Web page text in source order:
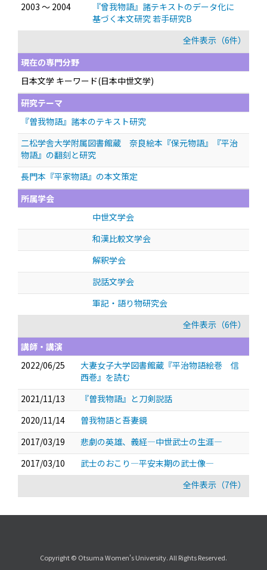
2003 ～ 2004
『曾我物語』諸テキストのデータ化に
基づく本文研究 若手研究B
全件表示（6件）
現在の専門分野
日本文学 キーワード(日本中世文学)
研究テーマ
『曽我物語』諸本のテキスト研究
二松学舎大学附属図書館蔵 奈良絵本『保元物語』『平治
物語』の翻刻と研究
長門本『平家物語』の本文策定
所属学会
中世文学会
和漢比較文学会
解釈学会
説話文学会
軍記・語り物研究会
全件表示（6件）
講師・講演
2022/06/25
大妻女子大学図書館蔵『平治物語絵巻 信
西巻』を読む
2021/11/13
『曽我物語』と刀剣説話
2020/11/14
曽我物語と吾妻鏡
2017/03/19
悲劇の英雄、義経―中世武士の生涯―
2017/03/10
武士のおこり―平安末期の武士像―
全件表示（7件）
Copyright © Otsuma Women's University. All Rights Reserved.